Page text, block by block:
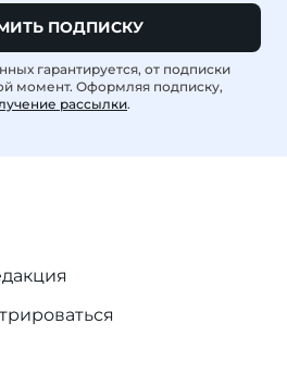
ПОДПИСКУ
гарантируется, от подписки
момент. Оформляя подписку,
рассылки.